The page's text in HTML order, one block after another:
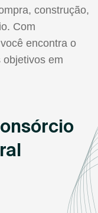
construção,
Com
encontra o
objetivos em